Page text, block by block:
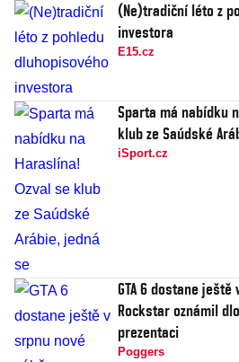
(Ne)tradiční léto z
investora
E15.cz
Sparta má nabídku
klub ze Saúdské
iSport.cz
GTA 6 dostane
Rockstar oznámil
prezentaci
Poggers